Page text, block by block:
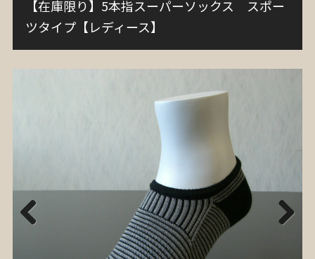
【在庫限り】5本指スーパーソックス スポー
ツタイプ【レディース】